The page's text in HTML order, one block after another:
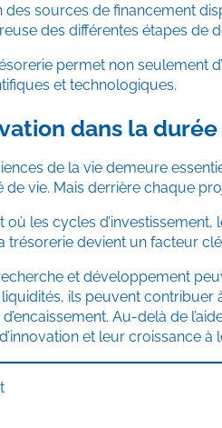
des sources de financement
des différentes étapes de
permet non seulement
et technologiques.
dans la durée
de la vie demeure
de vie. Mais derrière chaque
où les cycles
trésorerie devient un facteur
et développement
ils peuvent
Au-delà de
et leur croissance à